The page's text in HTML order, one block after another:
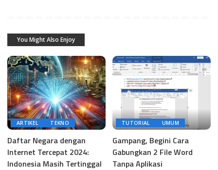
You Might Also Enjoy
ARTIKEL TEKNO
Daftar Negara dengan
Internet Tercepat 2024:
Indonesia Masih Tertinggal
TUTORIAL UMUM
Gampang, Begini Cara
Gabungkan 2 File Word
Tanpa Aplikasi